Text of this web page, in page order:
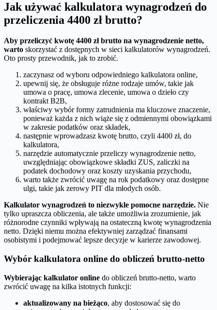
Jak używać kalkulatora wynagrodzeń do
przeliczenia 4400 zł brutto?
Aby przeliczyć kwotę 4400 zł brutto na wynagrodzenie netto,
warto skorzystać z dostępnych w sieci kalkulatorów wynagrodzeń.
Oto prosty przewodnik, jak to zrobić.
zaczynasz od wyboru odpowiedniego kalkulatora online,
upewnij się, że obsługuje różne rodzaje umów, takie jak
umowa o pracę, umowa zlecenie, umowa o dzieło czy
kontrakt B2B,
właściwy wybór formy zatrudnienia ma kluczowe znaczenie,
ponieważ każda z nich wiąże się z odmiennymi obowiązkami
w zakresie podatków oraz składek,
następnie wprowadzasz kwotę brutto, czyli 4400 zł, do
kalkulatora,
narzędzie automatycznie przeliczy wynagrodzenie netto,
uwzględniając obowiązkowe składki ZUS, zaliczki na
podatek dochodowy oraz koszty uzyskania przychodu,
warto także zwrócić uwagę na rok podatkowy oraz dostępne
ulgi, takie jak zerowy PIT dla młodych osób.
Kalkulator wynagrodzeń to niezwykle pomocne narzędzie. Nie
tylko upraszcza obliczenia, ale także umożliwia zrozumienie, jak
różnorodne czynniki wpływają na ostateczną kwotę wynagrodzenia
netto. Dzięki niemu można efektywniej zarządzać finansami
osobistymi i podejmować lepsze decyzje w karierze zawodowej.
Wybór kalkulatora online do obliczeń brutto-netto
Wybierając kalkulator online do obliczeń brutto-netto, warto
zwrócić uwagę na kilka istotnych funkcji:
aktualizowany na bieżąco, aby dostosować się do